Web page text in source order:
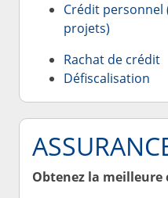
Crédit
projets)
Rachat de crédit
Défiscalisation
Obtenez la